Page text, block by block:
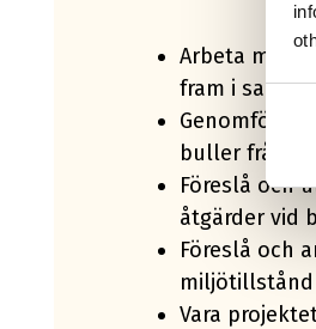
Arbeta med
fram i
Genomföra
buller från
Föreslå och
åtgärder vid
Föreslå och
miljötillstånd
Vara